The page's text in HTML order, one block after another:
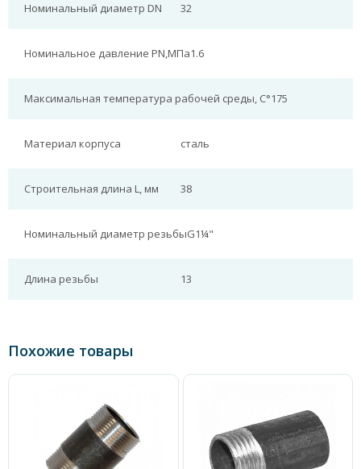
Номинальный диаметр DN 32
Номинальное давление PN,МПа1.6
Максимальная температура рабочей среды, С°175
Материал корпуса сталь
Строительная длина L, мм 38
Номинальный диаметр резьбыG1¼"
Длина резьбы 13
Похожие товары